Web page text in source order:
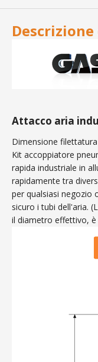
Attacco aria
Dimensione
Kit accoppiatore
rapida industriale in
rapidamente tra
per qualsiasi negozio
sicuro i tubi dell'aria.
il diametro effettivo,